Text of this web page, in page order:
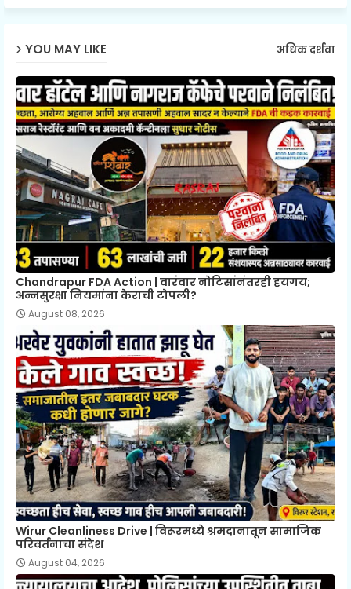
YOU MAY LIKE अधिक दर्शवा
Chandrapur FDA Action | वारंवार नोटिसांनंतरही हयगय;
अन्नसुरक्षा नियमांना केराची टोपली?
August 08, 2026
Wirur Cleanliness Drive | विरूरमध्ये श्रमदानातून सामाजिक
परिवर्तनाचा संदेश
August 04, 2026